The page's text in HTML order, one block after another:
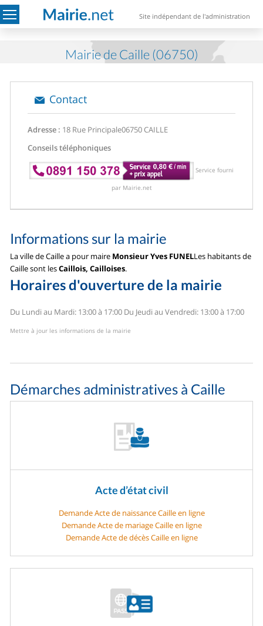
Site indépendant de l'administration
Mairie de Caille (06750)
Contact
Adresse : 18 Rue Principale06750 CAILLE
Conseils téléphoniques
Service fourni
par Mairie.net
Informations sur la mairie
La ville de Caille a pour maire Monsieur Yves FUNELLes habitants de
Caille sont lesCaillois, Cailloises.
Horaires d'ouverture de la mairie
Du Lundi au Mardi: 13:00 à 17:00 Du Jeudi au Vendredi: 13:00 à 17:00
Mettre à jour les informations de la mairie
Démarches administratives à Caille
Acte d’état civil
Demande Acte de naissance Caille en ligne
Demande Acte de mariage Caille en ligne
Demande Acte de décès Caille en ligne